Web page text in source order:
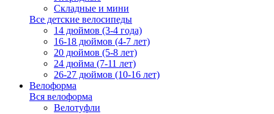
Складные и мини
Все детские велосипеды
14 дюймов (3-4 года)
16-18 дюймов (4-7 лет)
20 дюймов (5-8 лет)
24 дюйма (7-11 лет)
26-27 дюймов (10-16 лет)
Велоформа
Вся велоформа
Велотуфли